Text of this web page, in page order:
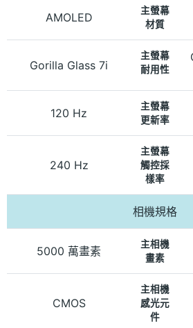
AMOLED
主螢幕
材質
Gorilla Glass 7i
主螢幕
耐用性
120 Hz
主螢幕
更新率
240 Hz
主螢幕
觸控採
樣率
相機規格
5000 萬畫素
主相機
畫素
CMOS
主相機
感光元
件